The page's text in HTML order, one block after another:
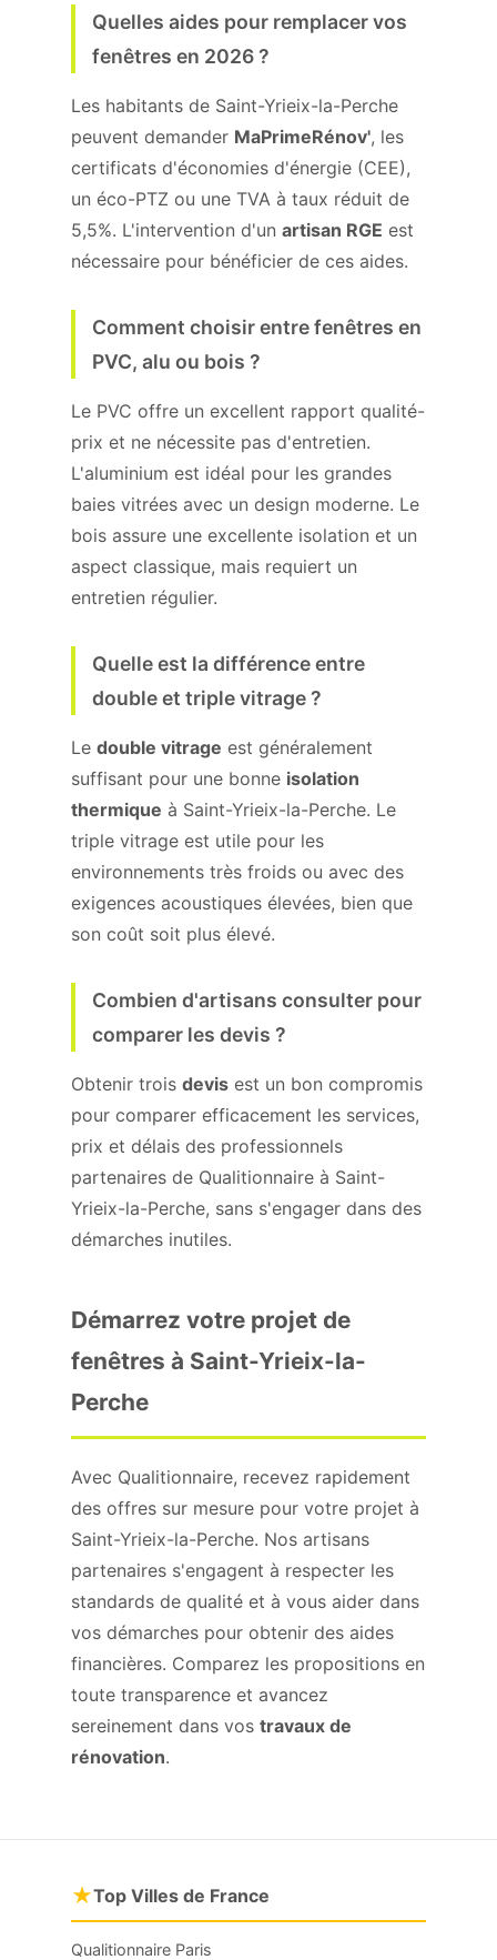
Quelles aides pour remplacer vos
fenêtres en 2026 ?
Les habitants de Saint-Yrieix-la-Perche
peuvent demander MaPrimeRénov', les
certificats d'économies d'énergie (CEE),
un éco-PTZ ou une TVA à taux réduit de
5,5%. L'intervention d'un artisan RGE est
nécessaire pour bénéficier de ces aides.
Comment choisir entre fenêtres en
PVC, alu ou bois ?
Le PVC offre un excellent rapport qualité-
prix et ne nécessite pas d'entretien.
L'aluminium est idéal pour les grandes
baies vitrées avec un design moderne. Le
bois assure une excellente isolation et un
aspect classique, mais requiert un
entretien régulier.
Quelle est la différence entre
double et triple vitrage ?
Le double vitrage est généralement
suffisant pour une bonne isolation
thermique à Saint-Yrieix-la-Perche. Le
triple vitrage est utile pour les
environnements très froids ou avec des
exigences acoustiques élevées, bien que
son coût soit plus élevé.
Combien d'artisans consulter pour
comparer les devis ?
Obtenir trois devis est un bon compromis
pour comparer efficacement les services,
prix et délais des professionnels
partenaires de Qualitionnaire à Saint-
Yrieix-la-Perche, sans s'engager dans des
démarches inutiles.
Démarrez votre projet de
fenêtres à Saint-Yrieix-la-
Perche
Avec Qualitionnaire, recevez rapidement
des offres sur mesure pour votre projet à
Saint-Yrieix-la-Perche. Nos artisans
partenaires s'engagent à respecter les
standards de qualité et à vous aider dans
vos démarches pour obtenir des aides
financières. Comparez les propositions en
toute transparence et avancez
sereinement dans vos travaux de
rénovation.
★Top Villes de France
Qualitionnaire Paris